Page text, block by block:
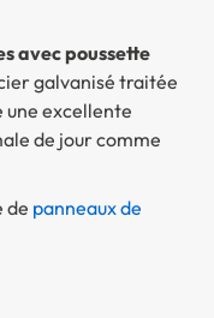
avec poussette
galvanisé traitée
une excellente
de jour comme
de panneaux de